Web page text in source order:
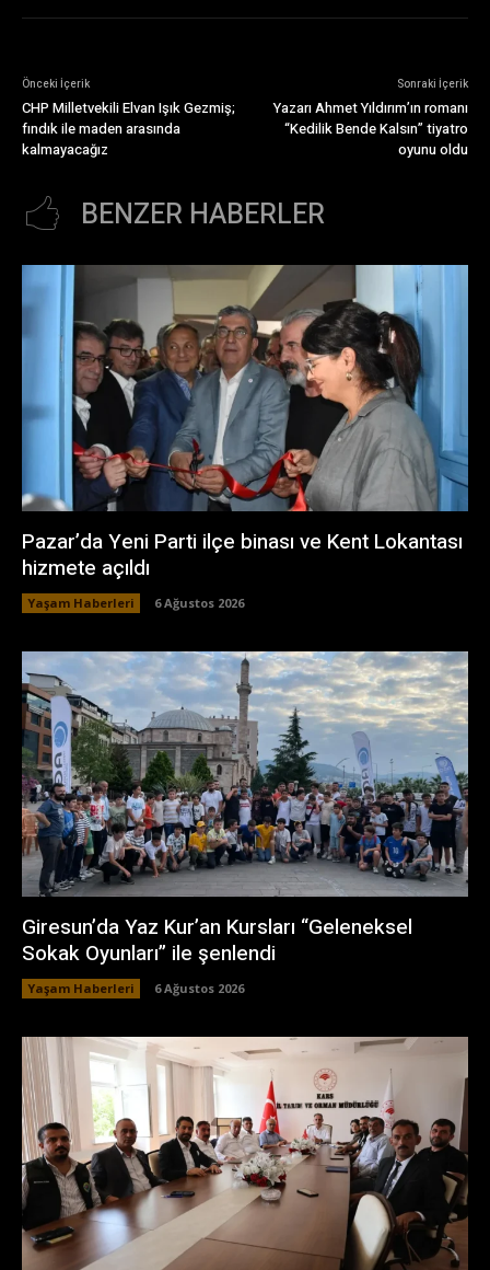
Önceki İçerik
CHP Milletvekili Elvan Işık Gezmiş;
fındık ile maden arasında
kalmayacağız
Sonraki İçerik
Yazarı Ahmet Yıldırım’ın romanı
“Kedilik Bende Kalsın” tiyatro
oyunu oldu
BENZER HABERLER
Pazar’da Yeni Parti ilçe binası ve Kent Lokantası
hizmete açıldı
Yaşam Haberleri 6 Ağustos 2026
Giresun’da Yaz Kur’an Kursları “Geleneksel
Sokak Oyunları” ile şenlendi
Yaşam Haberleri 6 Ağustos 2026